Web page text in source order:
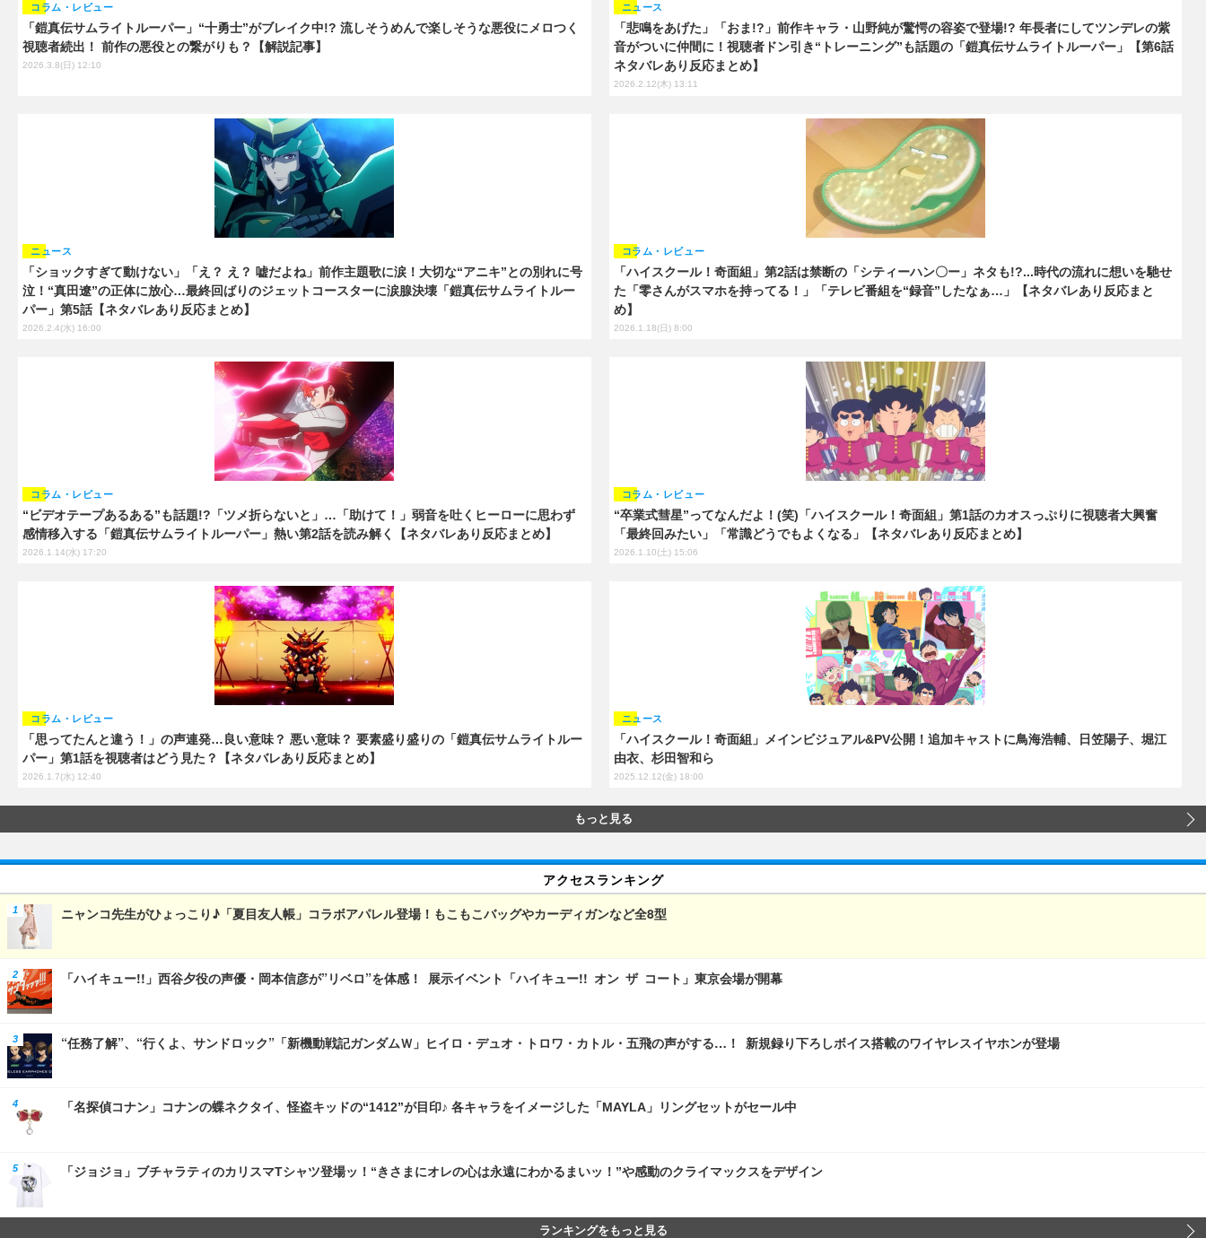
「鎧真伝サムライトルーパー」“十勇士”がブレイク中!? 流しそうめんで楽しそうな悪役にメロつく
視聴者続出！ 前作の悪役との繋がりも？【解説記事】
コラム・レビュー
2026.3.8(日) 12:10
「悲鳴をあげた」「おま!?」前作キャラ・山野純が驚愕の容姿で登場!? 年長者にしてツンデレの紫
音がついに仲間に！視聴者ドン引き“トレーニング”も話題の「鎧真伝サムライトルーパー」【第6話
ネタバレあり反応まとめ】
ニュース
2026.2.12(木) 13:11
「ショックすぎて動けない」「え？ え？ 嘘だよね」前作主題歌に涙！大切な“アニキ”との別れに号
泣！“真田遼”の正体に放心…最終回ばりのジェットコースターに涙腺決壊「鎧真伝サムライトルー
パー」第5話【ネタバレあり反応まとめ】
ニュース
2026.2.4(水) 16:00
「ハイスクール！奇面組」第2話は禁断の「シティーハン〇ー」ネタも!?...時代の流れに想いを馳せ
た「零さんがスマホを持ってる！」「テレビ番組を“録音”したなぁ…」【ネタバレあり反応まと
め】
コラム・レビュー
2026.1.18(日) 8:00
“ビデオテープあるある”も話題!?「ツメ折らないと」…「助けて！」弱音を吐くヒーローに思わず
感情移入する「鎧真伝サムライトルーパー」熱い第2話を読み解く【ネタバレあり反応まとめ】
コラム・レビュー
2026.1.14(水) 17:20
“卒業式彗星”ってなんだよ！(笑)「ハイスクール！奇面組」第1話のカオスっぷりに視聴者大興奮
「最終回みたい」「常識どうでもよくなる」【ネタバレあり反応まとめ】
コラム・レビュー
2026.1.10(土) 15:06
「思ってたんと違う！」の声連発…良い意味？ 悪い意味？ 要素盛り盛りの「鎧真伝サムライトルー
パー」第1話を視聴者はどう見た？【ネタバレあり反応まとめ】
コラム・レビュー
2026.1.7(水) 12:40
「ハイスクール！奇面組」メインビジュアル&PV公開！追加キャストに鳥海浩輔、日笠陽子、堀江
由衣、杉田智和ら
ニュース
2025.12.12(金) 18:00
もっと見る
アクセスランキング
ニャンコ先生がひょっこり♪「夏目友人帳」コラボアパレル登場！もこもこバッグやカーディガンなど全8型
「ハイキュー!!」西谷夕役の声優・岡本信彦が”リベロ”を体感！ 展示イベント「ハイキュー!! オン ザ コート」東京会場が開幕
“任務了解”、“行くよ、サンドロック”「新機動戦記ガンダムＷ」ヒイロ・デュオ・トロワ・カトル・五飛の声がする…！ 新規録り下ろしボイス搭載のワイヤレスイヤホンが登場
「名探偵コナン」コナンの蝶ネクタイ、怪盗キッドの“1412”が目印♪ 各キャラをイメージした「MAYLA」リングセットがセール中
「ジョジョ」ブチャラティのカリスマTシャツ登場ッ！“きさまにオレの心は永遠にわかるまいッ！”や感動のクライマックスをデザイン
ランキングをもっと見る